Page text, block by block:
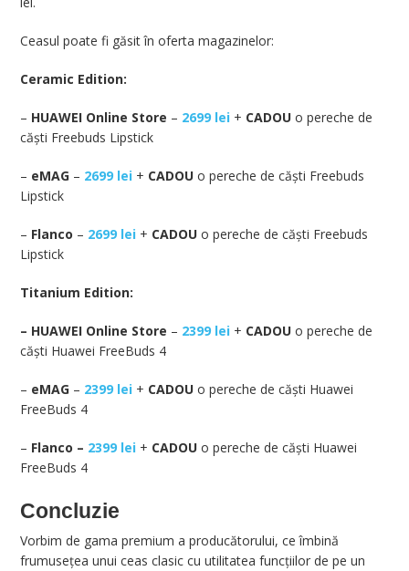
Ceasul poate fi găsit în oferta magazinelor:
Ceramic Edition:
– HUAWEI Online Store – 2699 lei + CADOU o pereche de
căști Freebuds Lipstick
– eMAG – 2699 lei + CADOU o pereche de căști Freebuds
Lipstick
– Flanco – 2699 lei + CADOU o pereche de căști Freebuds
Lipstick
Titanium Edition:
– HUAWEI Online Store – 2399 lei + CADOU o pereche de
căști Huawei FreeBuds 4
– eMAG – 2399 lei + CADOU o pereche de căști Huawei
FreeBuds 4
– Flanco – 2399 lei + CADOU o pereche de căști Huawei
FreeBuds 4
Concluzie
Vorbim de gama premium a producătorului, ce îmbină
frumusețea unui ceas clasic cu utilitatea funcțiilor de pe un